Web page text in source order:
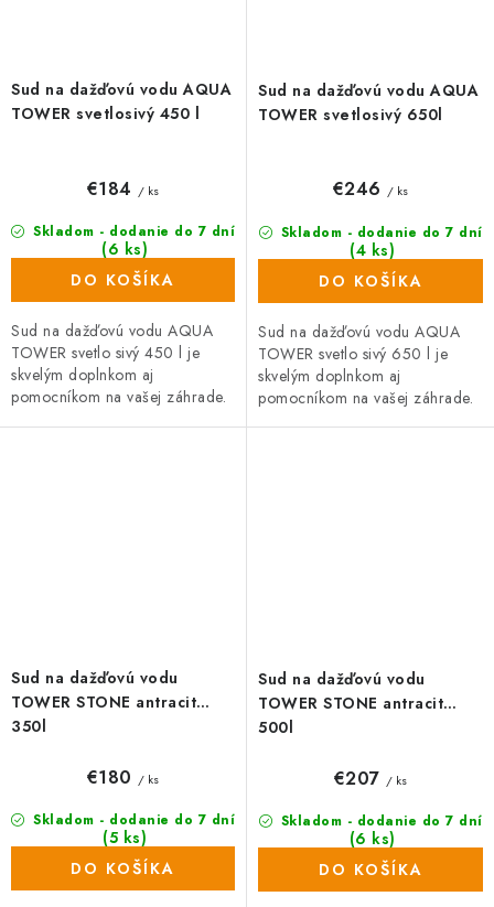
Sud na dažďovú vodu AQUA
TOWER svetlosivý 450 l
Skladom - dodanie do 7 dní
(6 ks)
€184 / ks
DO KOŠÍKA
Sud na dažďovú vodu AQUA
TOWER svetlo sivý 450 l je
skvelým doplnkom aj
pomocníkom na vašej záhrade.
Sud na dažďovú vodu AQUA
TOWER svetlosivý 650l
Skladom - dodanie do 7 dní
(4 ks)
€246 / ks
DO KOŠÍKA
Sud na dažďovú vodu AQUA
TOWER svetlo sivý 650 l je
skvelým doplnkom aj
pomocníkom na vašej záhrade.
Sud na dažďovú vodu
TOWER STONE antracit
350l
Skladom - dodanie do 7 dní
(5 ks)
€180 / ks
DO KOŠÍKA
Sud na dažďovú vodu
TOWER STONE antracit
500l
Skladom - dodanie do 7 dní
(6 ks)
€207 / ks
DO KOŠÍKA